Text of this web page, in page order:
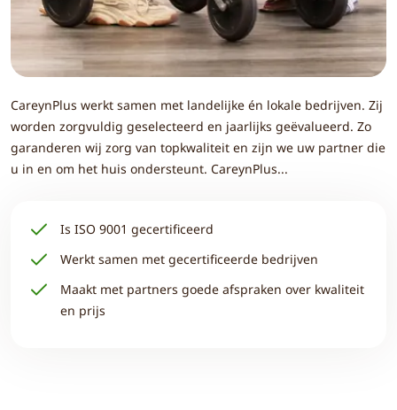
CareynPlus werkt samen met landelijke én lokale bedrijven. Zij
worden zorgvuldig geselecteerd en jaarlijks geëvalueerd. Zo
garanderen wij zorg van topkwaliteit en zijn we uw partner die
u in en om het huis ondersteunt. CareynPlus...
Is ISO 9001 gecertificeerd
Werkt samen met gecertificeerde bedrijven
Maakt met partners goede afspraken over kwaliteit
en prijs